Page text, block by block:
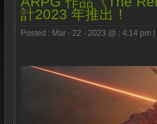
計2023 年推出！
Posted : Mar - 22 - 2023 @ : 4:14 pm |